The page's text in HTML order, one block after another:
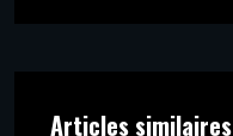
Articles similaires